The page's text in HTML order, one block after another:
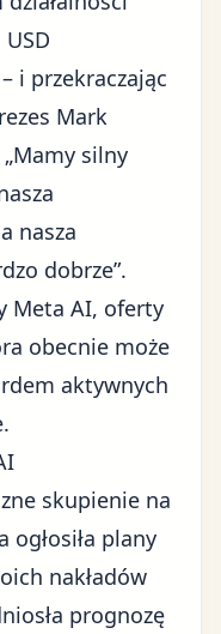
i przekraczając
Mark
silny
nasza
dobrze”.
Meta AI, oferty
obecnie może
aktywnych
skupienie na
plany
nakładów
prognozę